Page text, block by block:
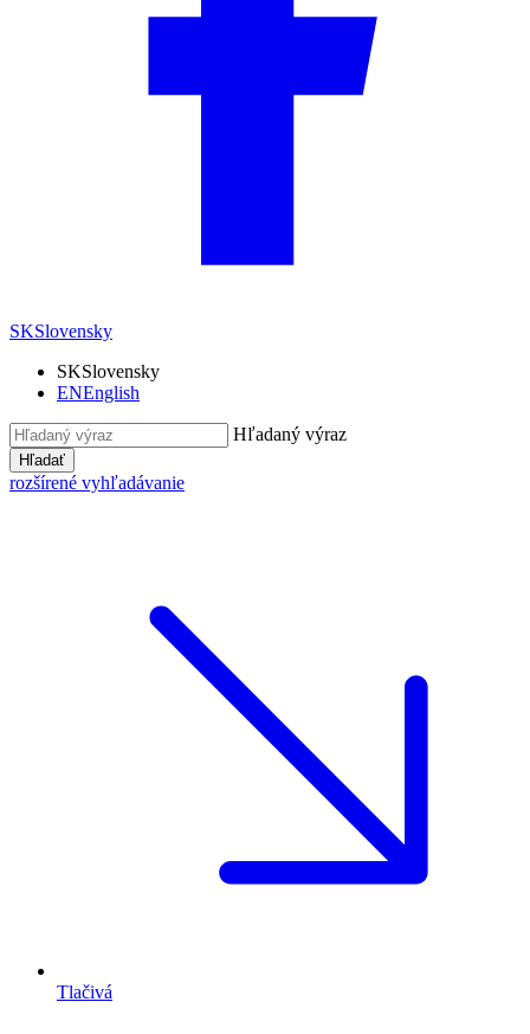
SKSlovensky
SKSlovensky
ENEnglish
Hľadaný výraz
Hľadať
rozšírené vyhľadávanie
Tlačivá